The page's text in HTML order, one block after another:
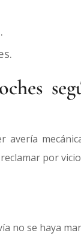
por
no se haya